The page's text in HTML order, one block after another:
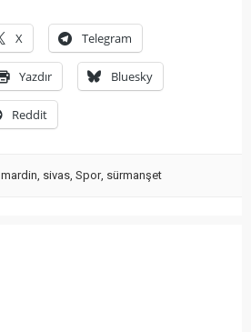
X Telegram
Yazdır Bluesky
Reddit
mardin, sivas, Spor, sürmanşet